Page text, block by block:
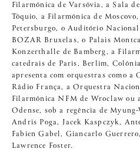
Filarmónica de Varsóvia, a Sala
Tóquio, a Filarmónica de
Petersburgo, o Auditório
BOZAR Bruxelas, o Palais
Konzerthalle de Bamberg, a
catedrais de Paris, Berlim,
apresenta com orquestras como
Rádio França, a Orquestra
Filarmónica NFM de Wroclaw ou
Odense, sob a regência de
Andris Poga, Jacek Kaspczyk,
Fabien Gabel, Giancarlo
Lawrence Foster.